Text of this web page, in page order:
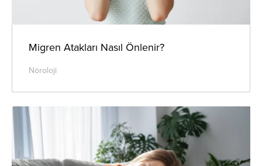
Migren Atakları Nasıl Önlenir?
Nöroloji